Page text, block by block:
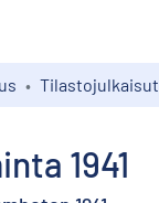
Tilastojulkaisut
1941